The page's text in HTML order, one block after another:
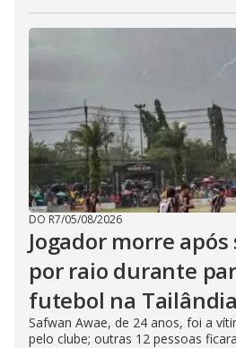
DO R7/05/08/2026
Jogador morre
por raio durante
futebol na Tailândia
Safwan Awae, de 24 anos, foi a
pelo clube; outras 12 pessoas